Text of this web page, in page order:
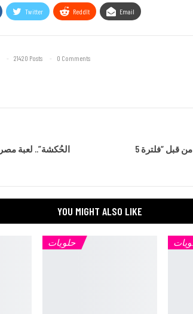
Twitter ReddIt Email
21420 Posts 0 Comments
5 حيل بـ”يوتيوب” لم تجربها من قبل “فلترة
YOU MIGHT ALSO LIKE
حلويات